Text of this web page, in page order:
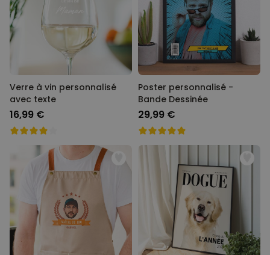
Verre à vin personnalisé
avec texte
16,99 €
Poster personnalisé -
Bande Dessinée
29,99 €
COMMERCIALISATION
NON CLASSÉ